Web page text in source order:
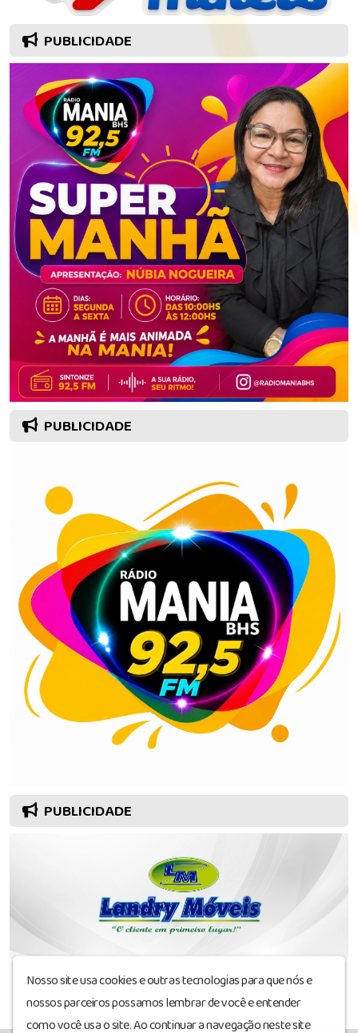
PUBLICIDADE
PUBLICIDADE
PUBLICIDADE
Nosso site usa cookies e outras tecnologias para que nós e
nossos parceiros possamos lembrar de você e entender
como você usa o site. Ao continuar a navegação neste site